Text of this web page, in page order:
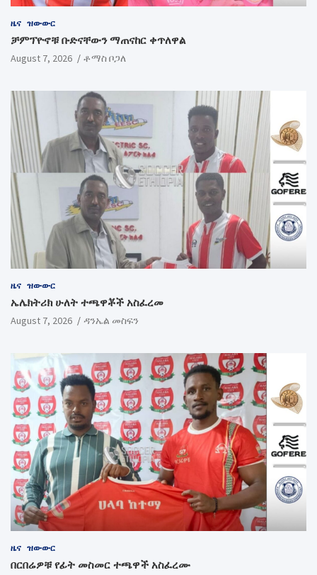
ዜና ዝውውር
ቻምፕዮኖቹ ቡድናቸውን ማጠናከር ቀጥለዋል
August 7, 2026 ቶማስ ቦጋለ
ዜና ዝውውር
ኤሌክትሪክ ሁለት ተጫዋቾች አስፈረመ
August 7, 2026 ዳንኤል መስፍን
ዜና ዝውውር
በርበሬዎቹ የፊት መስመር ተጫዋች አስፈረሙ